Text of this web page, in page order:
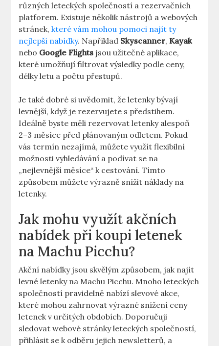
různých leteckých společností a rezervačních
platforem. Existuje několik nástrojů a webových
stránek,které vám mohou pomoci najít ty
nejlepší nabídky. Například Skyscanner,Kayak
nebo Google Flights jsou užitečné aplikace,
které umožňují filtrovat výsledky podle ceny,
délky letu a počtu přestupů.
Je také dobré si uvědomit, že letenky bývají
levnější, když je rezervujete s předstihem.
Ideálně byste měli rezervovat letenky alespoň
2–3 měsíce před plánovaným odletem. Pokud
vás termín nezajímá, můžete využít flexibilní
možnosti vyhledávání a podívat se na
„nejlevnější měsíce“ k cestování. Tímto
způsobem můžete výrazně snížit náklady na
letenky.
Jak mohu využít akčních
nabídek při koupi letenek
na Machu Picchu?
Akční nabídky jsou skvělým způsobem, jak najít
levné letenky na Machu Picchu. Mnoho leteckých
společností pravidelně nabízí slevové akce,
které mohou zahrnovat výrazné snížení ceny
letenek v určitých obdobích. Doporučuji
sledovat webové stránky leteckých společností,
přihlásit se k odběru jejich newsletterů, a